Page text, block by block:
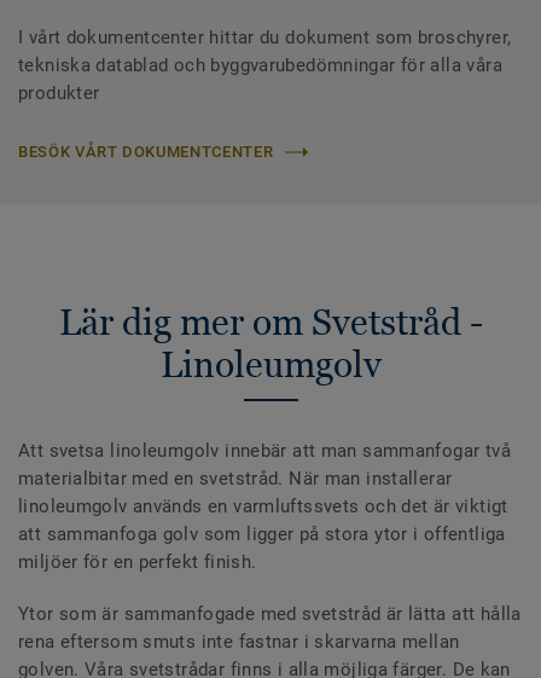
I vårt dokumentcenter hittar du dokument som broschyrer,
tekniska datablad och byggvarubedömningar för alla våra
produkter
BESÖK VÅRT DOKUMENTCENTER
Lär dig mer om Svetstråd -
Linoleumgolv
Att svetsa linoleumgolv innebär att man sammanfogar två
materialbitar med en svetstråd. När man installerar
linoleumgolv används en varmluftssvets och det är viktigt
att sammanfoga golv som ligger på stora ytor i offentliga
miljöer för en perfekt finish.
Ytor som är sammanfogade med svetstråd är lätta att hålla
rena eftersom smuts inte fastnar i skarvarna mellan
golven. Våra svetstrådar finns i alla möjliga färger. De kan